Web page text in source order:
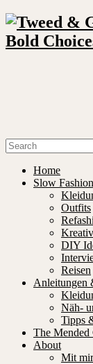
Home
Slow
Outfits
DIY
Reisen
Anleitungen
Näh-
Tipps
The Mended
About
Mit